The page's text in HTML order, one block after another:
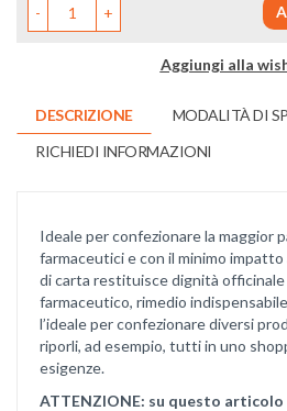
- +
Aggiungi alla
DESCRIZIONE
MODALITÀ DI
RICHIEDI INFORMAZIONI
Ideale per confezionare la maggior
farmaceutici e con il minimo
di carta restituisce dignità
farmaceutico, rimedio
l’ideale per confezionare diversi
riporli, ad esempio, tutti in uno
esigenze.
ATTENZIONE: su questo